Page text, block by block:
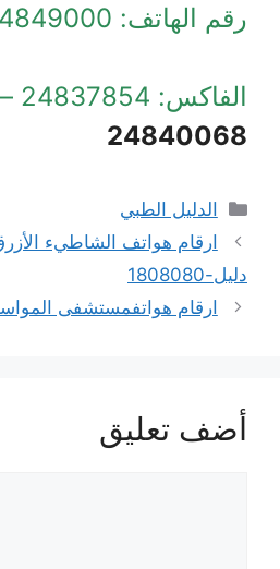
رقم الهاتف: 24849000
الفاكس: 24837854 –
24840068
التصنيفات
الدليل الطبي
ارقام هواتف الشاطيء
دليل-1808080
ارقام هواتفمستشفى
أضف تعليق